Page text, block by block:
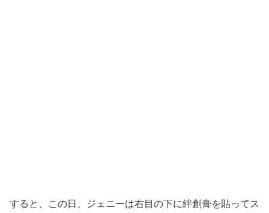
すると、この日、ジェニーは右目の下に絆創膏を貼ってス